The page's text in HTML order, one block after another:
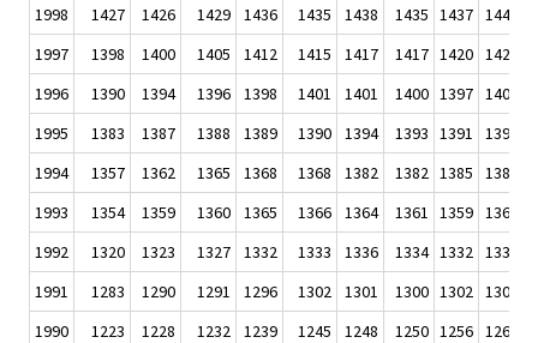
1998
1427 1426 1429 1436 1435 1438 1435 1437 1441
1997
1398 1400 1405 1412 1415 1417 1417 1420 1423
1996
1390 1394 1396 1398 1401 1401 1400 1397 1400
1995
1383 1387 1388 1389 1390 1394 1393 1391 1393
1994
1357 1362 1365 1368 1368 1382 1382 1385 1388
1993
1354 1359 1360 1365 1366 1364 1361 1359 1362
1992
1320 1323 1327 1332 1333 1336 1334 1332 1337
1991
1283 1290 1291 1296 1302 1301 1300 1302 1304
1990
1223 1228 1232 1239 1245 1248 1250 1256 1262